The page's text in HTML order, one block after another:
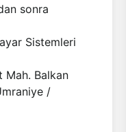
sonra
Sistemleri
Mah. Balkan
/